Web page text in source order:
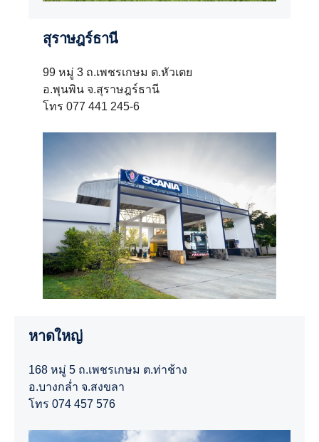
สุราษฎร์ธานี
99 หมู่ 3 ถ.เพชรเกษม ต.หัวเตย
อ.พุนพิน จ.สุราษฎร์ธานี
โทร 077 441 245-6
หาดใหญ่
168 หมู่ 5 ถ.เพชรเกษม ต.ท่าช้าง
อ.บางกล่ำ จ.สงขลา
โทร 074 457 576